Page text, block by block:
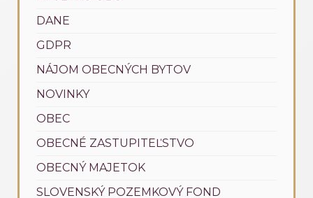
DANE
GDPR
NÁJOM OBECNÝCH BYTOV
NOVINKY
OBEC
OBECNÉ ZASTUPITEĽSTVO
OBECNÝ MAJETOK
SLOVENSKÝ POZEMKOVÝ FOND